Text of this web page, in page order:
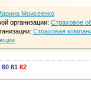
Моисеенко
организации: Страховое
Страховая
60 61 62